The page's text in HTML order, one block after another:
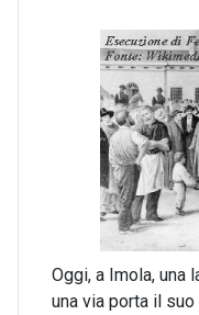
Oggi, a Imola, una
una via porta il